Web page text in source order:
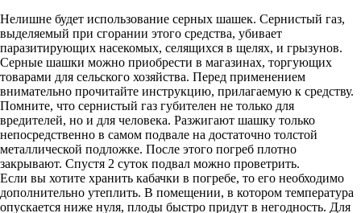
Нелишне будет использование серных шашек. Сернистый газ,
выделяемый при сгорании этого средства, убивает
паразитирующих насекомых, селящихся в щелях, и грызунов.
Серные шашки можно приобрести в магазинах, торгующих
товарами для сельского хозяйства. Перед применением
внимательно прочитайте инструкцию, прилагаемую к средству.
Помните, что сернистый газ губителен не только для
вредителей, но и для человека. Разжигают шашку только
непосредственно в самом подвале на достаточно толстой
металлической подложке. После этого погреб плотно
закрывают. Спустя 2 суток подвал можно проветрить.
Если вы хотите хранить кабачки в погребе, то его необходимо
дополнительно утеплить. В помещении, в котором температура
опускается ниже нуля, плоды быстро придут в негодность. Для